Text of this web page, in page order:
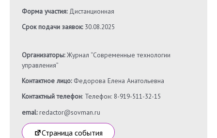
Форма участия:Дистанционная
Срок подачи заявок:30.08.2025
Организаторы:Журнал “Современные технологии
управления”
Контактное лицо:Федорова Елена Анатольевна
Контактный телефон: Телефон: 8-919-511-32-15
emal:redactor@sovman.ru
Страница события